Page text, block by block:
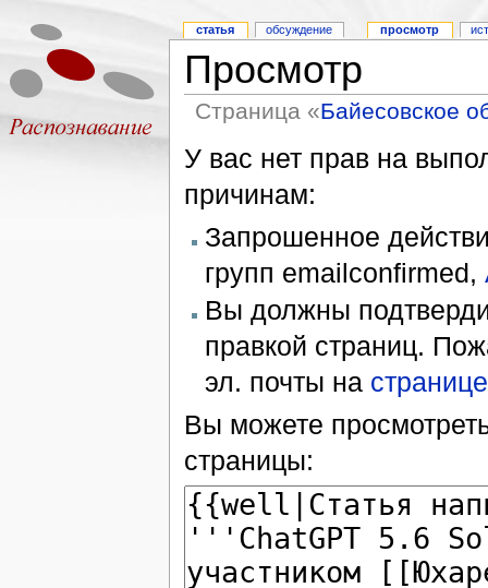
Просмотр
Страница «Байесовское
У вас нет прав на
причинам:
Запрошенное
групп emailconfirmed,
Вы должны
правкой страниц.
эл. почты на
Вы можете
страницы:
статья обсуждение просмотр